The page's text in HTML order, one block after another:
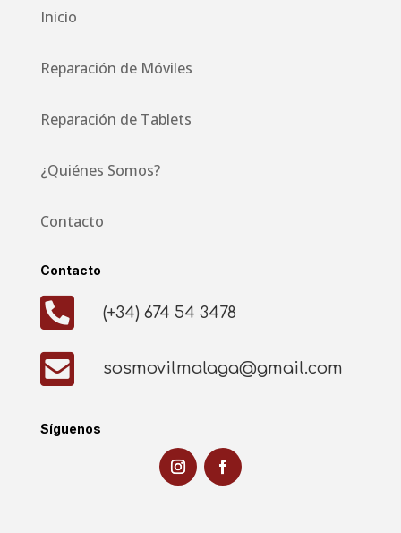
Inicio
Reparación de Móviles
Reparación de Tablets
¿Quiénes Somos?
Contacto
Contacto
 (+34) 674 54 3478
 sosmovilmalaga@gmail.com
Síguenos